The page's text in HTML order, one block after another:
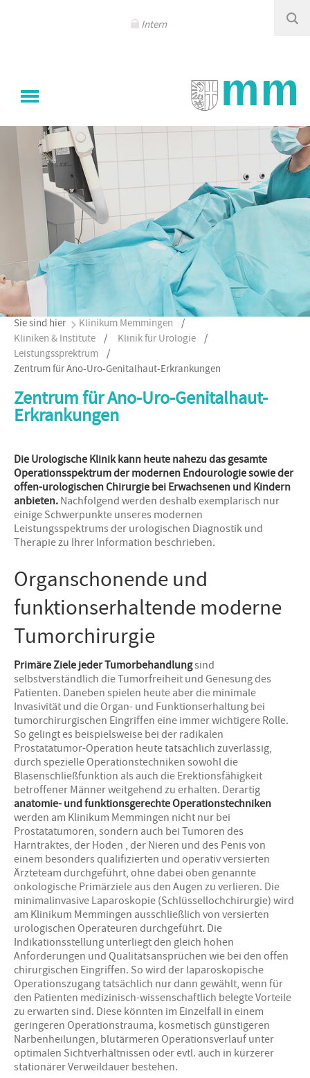
Intern
Sie sind hier Klinikum Memmingen /
Kliniken & Institute / Klinik für Urologie /
Leistungssprektrum /
Zentrum für Ano-Uro-Genitalhaut-Erkrankungen
Zentrum für Ano-Uro-Genitalhaut-
Erkrankungen
Die Urologische Klinik kann heute nahezu das gesamte
Operationsspektrum der modernen Endourologie sowie der
offen-urologischen Chirurgie bei Erwachsenen und Kindern
anbieten.Nachfolgend werden deshalb exemplarisch nur
einige Schwerpunkte unseres modernen
Leistungsspektrums der urologischen Diagnostik und
Therapie zu Ihrer Information beschrieben.
Organschonende und
funktionserhaltende moderne
Tumorchirurgie
Primäre Ziele jeder Tumorbehandlungsind
selbstverständlich die Tumorfreiheit und Genesung des
Patienten. Daneben spielen heute aber die minimale
Invasivität und die Organ- und Funktionserhaltung bei
tumorchirurgischen Eingriffen eine immer wichtigere Rolle.
So gelingt es beispielsweise bei der radikalen
Prostatatumor-Operation heute tatsächlich zuverlässig,
durch spezielle Operationstechniken sowohl die
Blasenschließfunktion als auch die Erektionsfähigkeit
betroffener Männer weitgehend zu erhalten. Derartig
anatomie- und funktionsgerechte Operationstechniken
werden am Klinikum Memmingen nicht nur bei
Prostatatumoren, sondern auch bei Tumoren des
Harntraktes, der Hoden , der Nieren und des Penis von
einem besonders qualifizierten und operativ versierten
Ärzteteam durchgeführt, ohne dabei oben genannte
onkologische Primärziele aus den Augen zu verlieren. Die
minimalinvasive Laparoskopie (Schlüssellochchirurgie) wird
am Klinikum Memmingen ausschließlich von versierten
urologischen Operateuren durchgeführt. Die
Indikationsstellung unterliegt den gleich hohen
Anforderungen und Qualitätsansprüchen wie bei den offen
chirurgischen Eingriffen. So wird der laparoskopische
Operationszugang tatsächlich nur dann gewählt, wenn für
den Patienten medizinisch-wissenschaftlich belegte Vorteile
zu erwarten sind. Diese könnten im Einzelfall in einem
geringeren Operationstrauma, kosmetisch günstigeren
Narbenheilungen, blutärmeren Operationsverlauf unter
optimalen Sichtverhältnissen oder evtl. auch in kürzerer
stationärer Verweildauer bestehen.